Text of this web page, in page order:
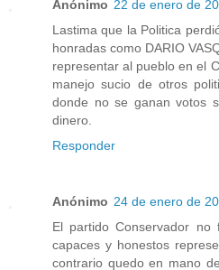
Anónimo 22 de enero de
Lastima que la Politica
honradas como DARIO
representar al pueblo en el
manejo sucio de otros
donde no se ganan votos
dinero.
Responder
Anónimo 24 de enero de
El partido Conservador
capaces y honestos
contrario quedo en mano